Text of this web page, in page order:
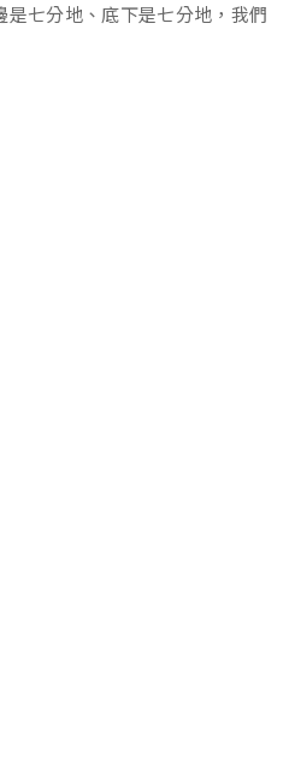
七分地、底下是七分地，我們